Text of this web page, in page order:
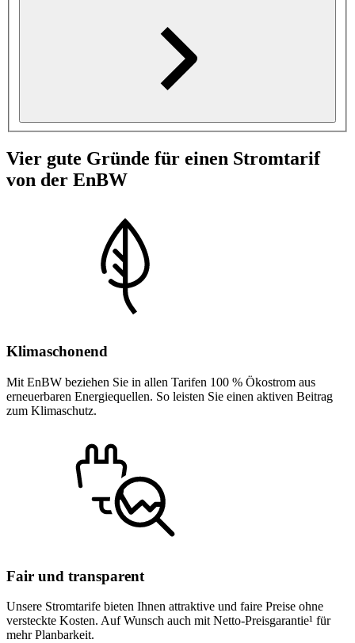
Vier gute Gründe für einen Stromtarif
von der EnBW
Klimaschonend
Mit EnBW beziehen Sie in allen Tarifen 100 % Ökostrom aus
erneuerbaren Energiequellen. So leisten Sie einen aktiven Beitrag
zum Klimaschutz.
Fair und transparent
Unsere Stromtarife bieten Ihnen attraktive und faire Preise ohne
versteckte Kosten. Auf Wunsch auch mit Netto-Preisgarantie¹ für
mehr Planbarkeit.